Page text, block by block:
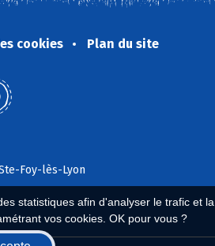
statistiques afin d'analyser le trafic et
vos cookies. OK pour vous ?
cookies Plan du site
Foy-lès-Lyon